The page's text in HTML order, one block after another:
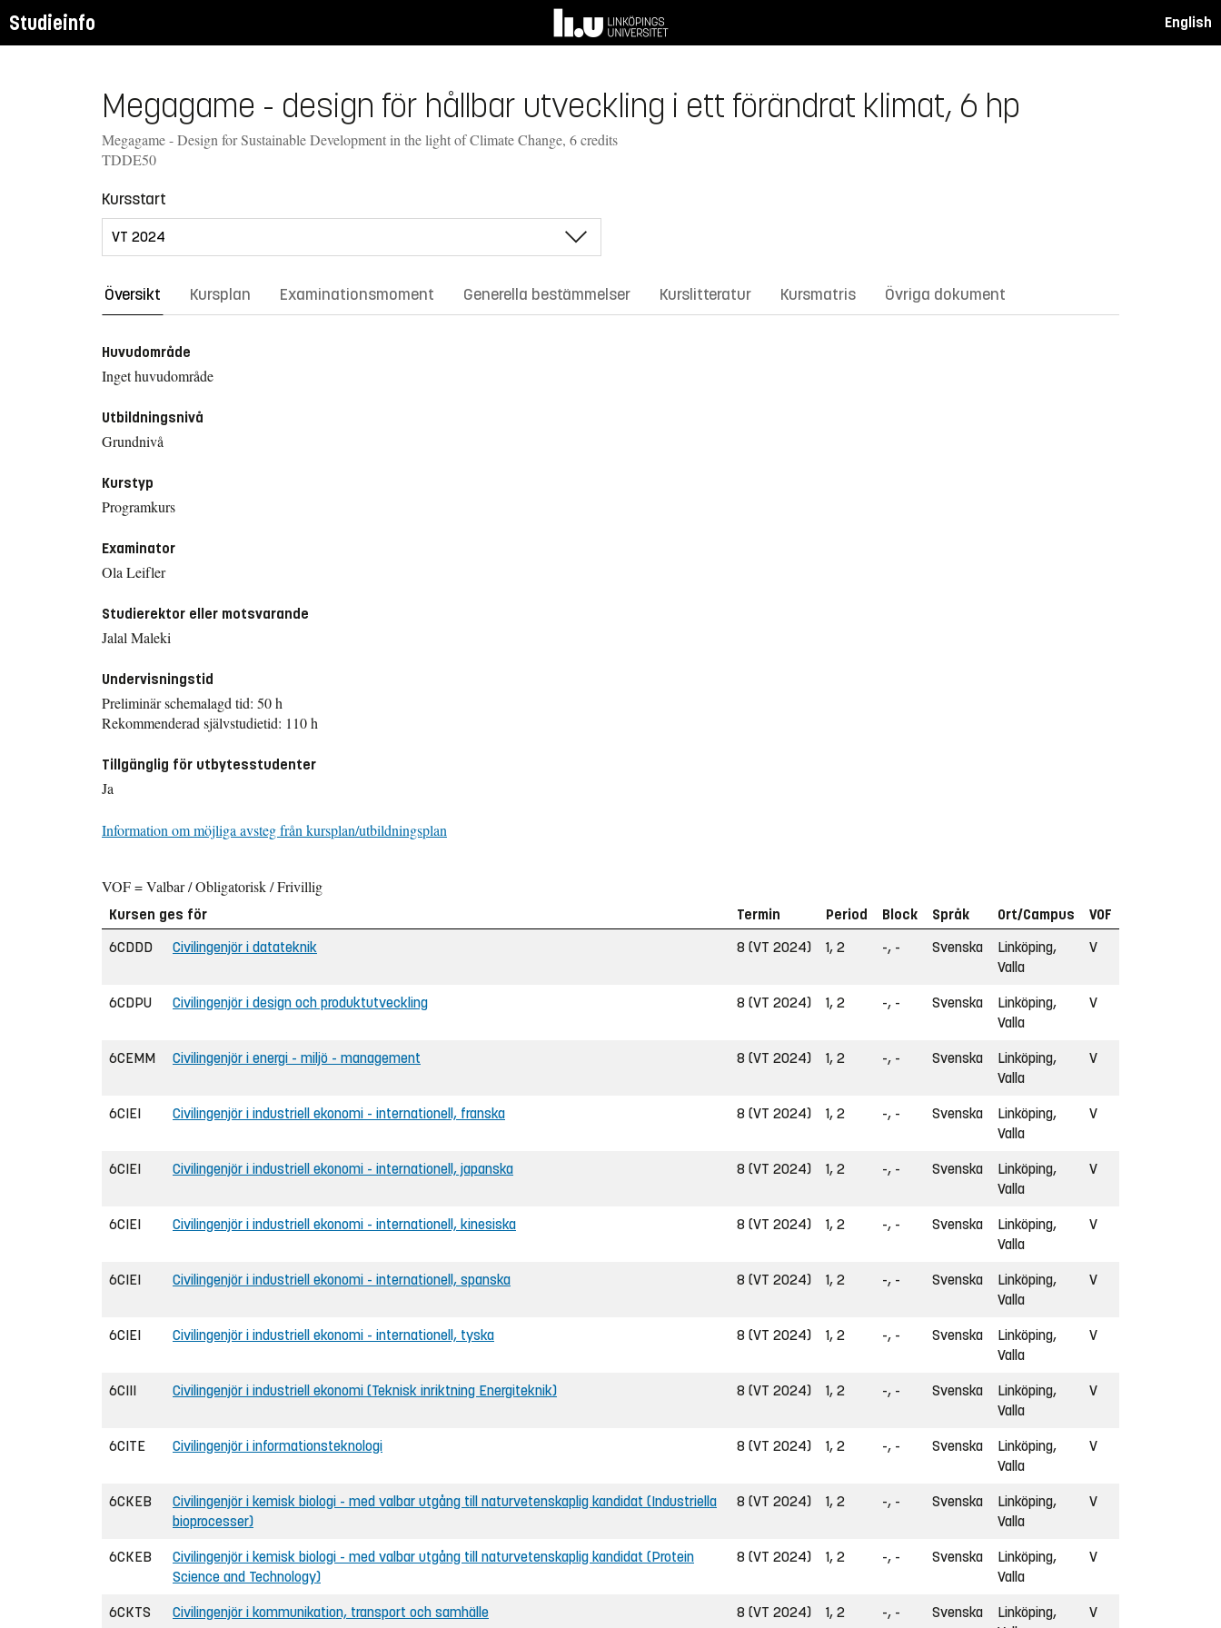
Studieinfo English
Megagame - design för hållbar utveckling i ett förändrat klimat, 6 hp
Megagame - Design for Sustainable Development in the light of Climate Change, 6 credits
TDDE50
Kursstart
Översikt Kursplan Examinationsmoment Generella bestämmelser Kurslitteratur Kursmatris Övriga dokument
Huvudområde
Inget huvudområde
Utbildningsnivå
Grundnivå
Kurstyp
Programkurs
Examinator
Ola Leifler
Studierektor eller motsvarande
Jalal Maleki
Undervisningstid
Preliminär schemalagd tid: 50 h
Rekommenderad självstudietid: 110 h
Tillgänglig för utbytesstudenter
Ja
Information om möjliga avsteg från kursplan/utbildningsplan
VOF = Valbar / Obligatorisk / Frivillig
Kursen ges för Termin Period Block Språk Ort/Campus
VOF
6CDDD
Civilingenjör i datateknik 8 (VT 2024) 1, 2 -, - Svenska
Linköping,
Valla
V
6CDPU Civilingenjör i design och produktutveckling 8 (VT 2024) 1, 2 -, - Svenska
Linköping,
Valla
V
6CEMM Civilingenjör i energi - miljö - management 8 (VT 2024) 1, 2 -, - Svenska
Linköping,
Valla
V
6CIEI Civilingenjör i industriell ekonomi - internationell, franska 8 (VT 2024) 1, 2 -, - Svenska
Linköping,
Valla
V
6CIEI Civilingenjör i industriell ekonomi - internationell, japanska 8 (VT 2024) 1, 2 -, - Svenska
Linköping,
Valla
V
6CIEI Civilingenjör i industriell ekonomi - internationell, kinesiska 8 (VT 2024) 1, 2 -, - Svenska
Linköping,
Valla
V
6CIEI Civilingenjör i industriell ekonomi - internationell, spanska 8 (VT 2024) 1, 2 -, - Svenska
Linköping,
Valla
V
6CIEI Civilingenjör i industriell ekonomi - internationell, tyska 8 (VT 2024) 1, 2 -, - Svenska
Linköping,
Valla
V
6CIII Civilingenjör i industriell ekonomi (Teknisk inriktning Energiteknik) 8 (VT 2024) 1, 2 -, - Svenska
Linköping,
Valla
V
6CITE Civilingenjör i informationsteknologi 8 (VT 2024) 1, 2 -, - Svenska
Linköping,
Valla
V
6CKEB
Civilingenjör i kemisk biologi - med valbar utgång till naturvetenskaplig kandidat (Industriella
bioprocesser)
8 (VT 2024) 1, 2 -, - Svenska
Linköping,
Valla
V
6CKEB
Civilingenjör i kemisk biologi - med valbar utgång till naturvetenskaplig kandidat (Protein
Science and Technology)
8 (VT 2024) 1, 2 -, - Svenska
Linköping,
Valla
V
6CKTS Civilingenjör i kommunikation, transport och samhälle 8 (VT 2024) 1, 2 -, - Svenska
Linköping,
V